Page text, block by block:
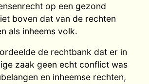
op een gezond
boven dat van de rechten
als inheems volk.
de rechtbank dat er in
zaak geen echt conflict was
en inheemse rechten,